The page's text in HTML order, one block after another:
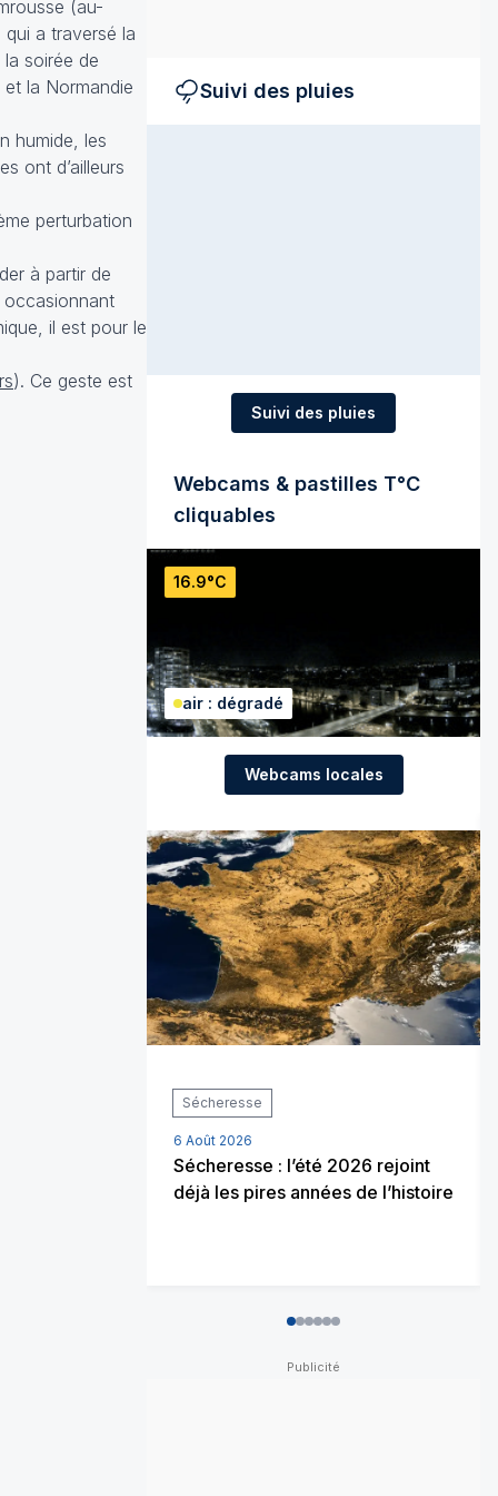
(au-
a traversé la
soirée de
la Normandie
humide, les
ont d’ailleurs
perturbation
à partir de
occasionnant
il est pour le
). Ce geste est
Suivi des pluies
Suivi des pluies
Webcams & pastilles T°C
cliquables
16.9°C
air : dégradé
Webcams locales
Sécheresse
6 Août 2026
Sécheresse : l’été 2026 rejoint
déjà les pires années de l’histoire
012345